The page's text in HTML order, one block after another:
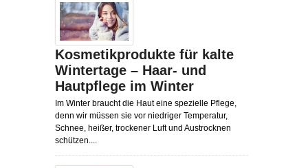
Kosmetikprodukte für kalte
Wintertage – Haar- und
Hautpflege im Winter
Im Winter braucht die Haut eine spezielle Pflege,
denn wir müssen sie vor niedriger Temperatur,
Schnee, heißer, trockener Luft und Austrocknen
schützen....